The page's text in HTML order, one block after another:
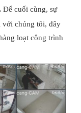
Để cuối cùng, sự
với chúng tôi, đây
loạt công trình